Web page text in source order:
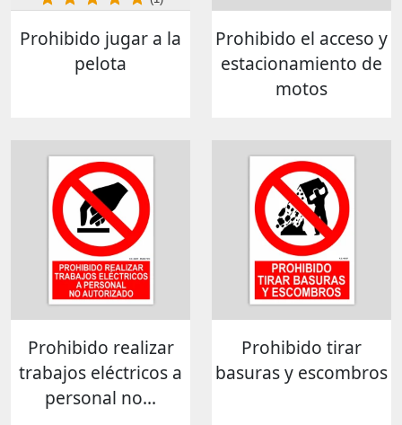
Prohibido jugar a la
pelota
Prohibido el acceso y
estacionamiento de
motos
Prohibido realizar
trabajos eléctricos a
personal no...
Prohibido tirar
basuras y escombros